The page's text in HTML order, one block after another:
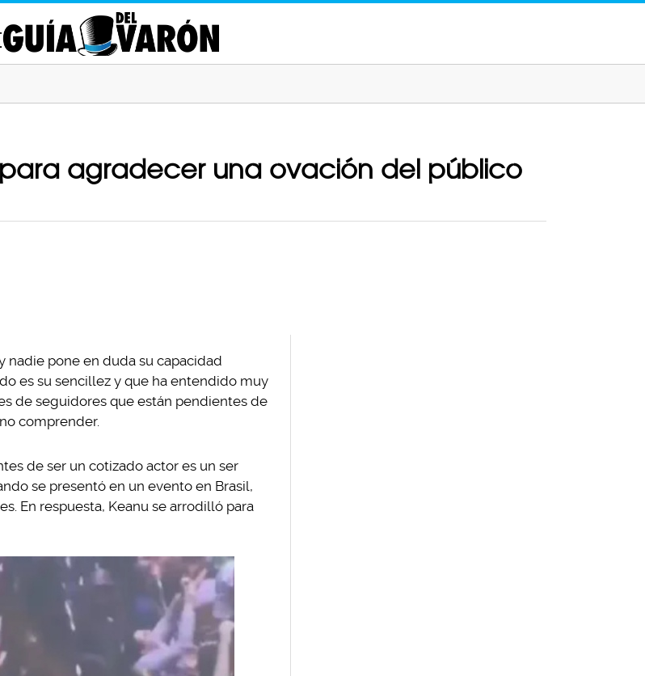
para agradecer una ovación del público
nadie pone en duda su capacidad
es su sencillez y que ha entendido muy
de seguidores que están pendientes de
comprender.
de ser un cotizado actor es un ser
se presentó en un evento en Brasil,
En respuesta, Keanu se arrodilló para